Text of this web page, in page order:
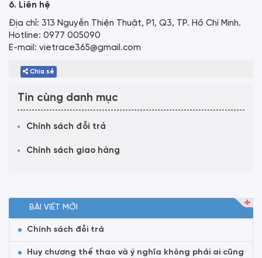
6. Liên hệ
Địa chỉ: 313 Nguyễn Thiện Thuật, P1, Q3, TP. Hồ Chí Minh.
Hotline: 0977 005090
E-mail: vietrace365@gmail.com
Chia sẻ
Tin cùng danh mục
Chính sách đỗi trả
Chính sách giao hàng
BÀI VIẾT MỚI
Chính sách đỗi trả
Huy chương thể thao và ý nghĩa không phải ai cũng